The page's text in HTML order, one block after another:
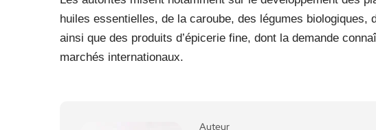
huiles essentielles, de la caroube, des légumes biologiques,
ainsi que des produits d’épicerie fine, dont la demande
marchés internationaux.
Auteur